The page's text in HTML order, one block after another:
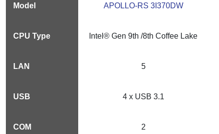
APOLLO-RS 3I370DW
Intel® Gen 9th /8th Coffee Lake
5
4 x USB 3.1
2